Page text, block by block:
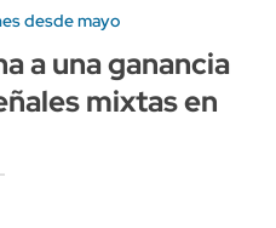
desde mayo
a una ganancia
mixtas en